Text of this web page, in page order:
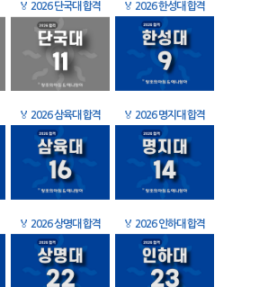
🏅 2026 단국대 합격 🏅 2026 한성대 합격
🏅 2026 삼육대 합격 🏅 2026 명지대 합격
🏅 2026 상명대 합격 🏅 2026 인하대 합격